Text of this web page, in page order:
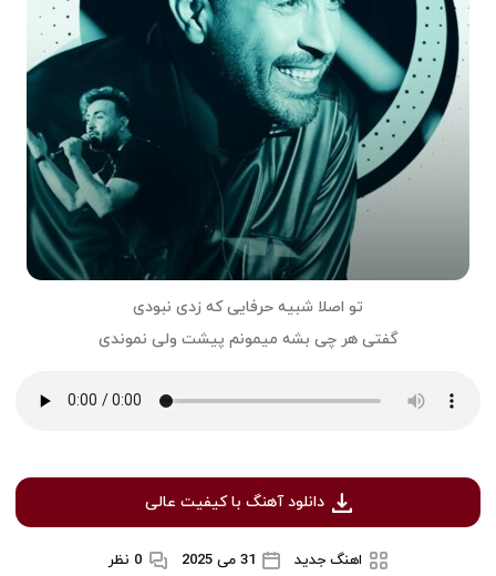
تو اصلا شبیه حرفایی که زدی نبودی
گفتی هر چی بشه میمونم پیشت ولی نموندی
دانلود آهنگ با کیفیت عالی
اهنگ جدید 31 می 2025 0 نظر